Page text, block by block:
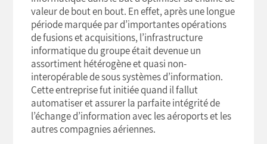
valeur de bout en bout. En effet, après une longue
période marquée par d’importantes opérations
de fusions et acquisitions, l’infrastructure
informatique du groupe était devenue un
assortiment hétérogène et quasi non-
interopérable de sous systèmes d’information.
Cette entreprise fut initiée quand il fallut
automatiser et assurer la parfaite intégrité de
l’échange d’information avec les aéroports et les
autres compagnies aériennes.